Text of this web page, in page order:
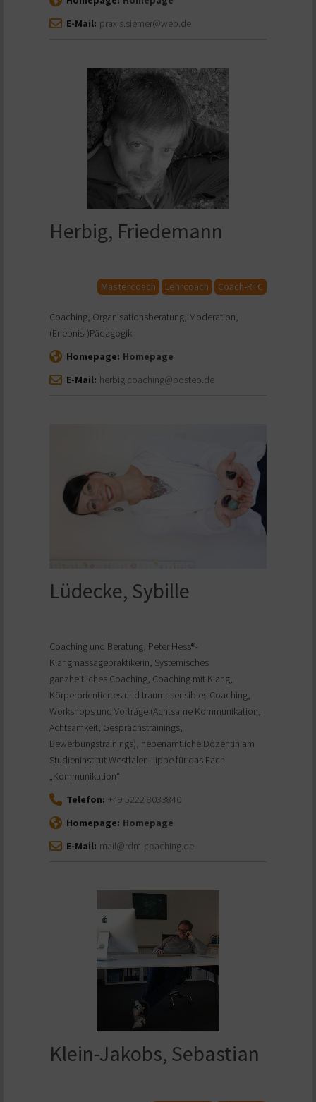
E-Mail: praxis.siemer@web.de
Herbig, Friedemann
Mastercoach Lehrcoach Coach-RTC
Coaching, Organisationsberatung, Moderation,
(Erlebnis-)Pädagogik
Homepage: Homepage
E-Mail: herbig.coaching@posteo.de
Lüdecke, Sybille
Coaching und Beratung, Peter Hess®-
Klangmassagepraktikerin, Systemisches
ganzheitliches Coaching, Coaching mit Klang,
Körperorientiertes und traumasensibles Coaching,
Workshops und Vorträge (Achtsame Kommunikation,
Achtsamkeit, Gesprächstrainings,
Bewerbungstrainings), nebenamtliche Dozentin am
Studieninstitut Westfalen-Lippe für das Fach
„Kommunikation“
Telefon: +49 5222 8033840
Homepage: Homepage
E-Mail: mail@rdm-coaching.de
Klein-Jakobs, Sebastian